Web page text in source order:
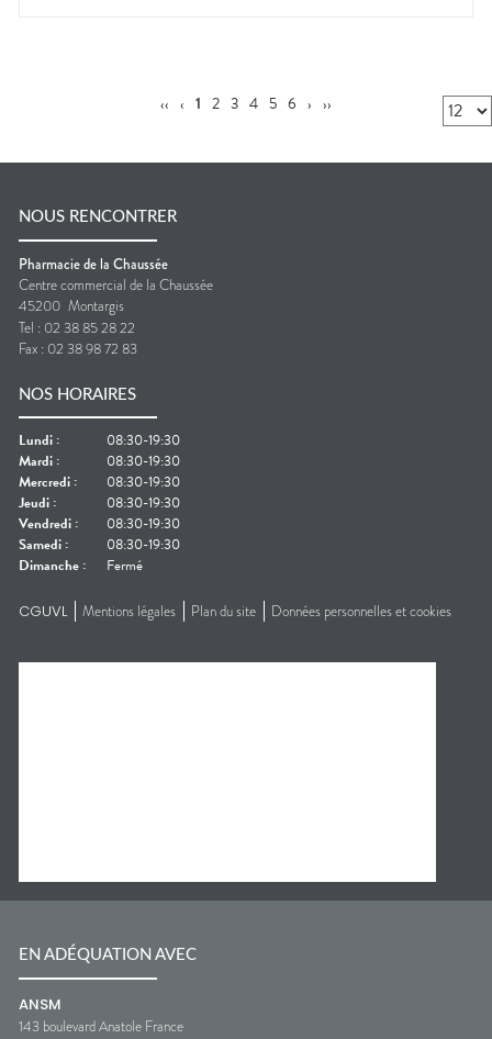
‹‹ ‹ 1 2 3 4 5 6 › ››
NOUS RENCONTRER
Pharmacie de la Chaussée
Centre commercial de la Chaussée
45200 Montargis
Tel : 02 38 85 28 22
Fax : 02 38 98 72 83
NOS HORAIRES
Lundi :
08:30-19:30
Mardi :
08:30-19:30
Mercredi :
08:30-19:30
Jeudi :
08:30-19:30
Vendredi :
08:30-19:30
Samedi :
08:30-19:30
Dimanche : Fermé
CGUVL Mentions légales Plan du site Données personnelles et cookies
EN ADÉQUATION AVEC
ANSM
143 boulevard Anatole France